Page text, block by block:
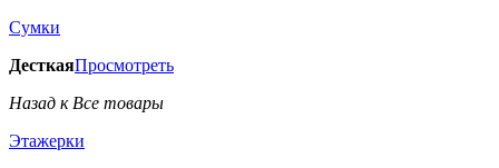
Сумки
ДесткаяПросмотреть
Назад к Все товары
Этажерки